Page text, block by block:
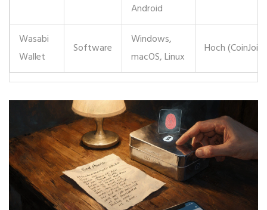
Android
Wasabi
Wallet
Software
Windows,
macOS, Linux
Hoch